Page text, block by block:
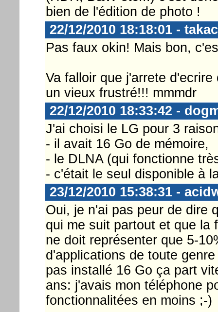
bien de l'édition de photo !
22/12/2010 18:18:01 -
Pas faux okin! Mais bon,
Va falloir que j'arrete
un vieux frustré!!! mmmdr
22/12/2010 18:33:42 -
J'ai choisi le LG pour 3
- il avait 16 Go de mémoire,
- le DLNA (qui fonctionne
- c'était le seul disponible à
23/12/2010 15:38:31 -
Oui, je n'ai pas peur de dire
qui me suit partout et que la
ne doit représenter que 5-
d'applications de toute
pas installé 16 Go ça part
ans: j'avais mon téléphone
fonctionnalitées en moins ;-)